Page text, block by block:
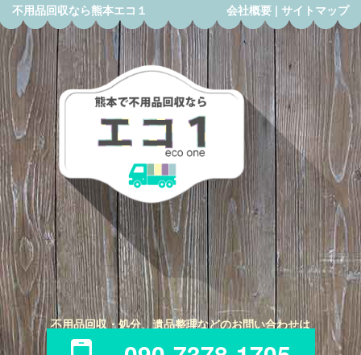
不用品回収なら熊本エコ１ 会社概要| サイトマップ
不用品回収・処分、遺品整理などのお問い合わせは